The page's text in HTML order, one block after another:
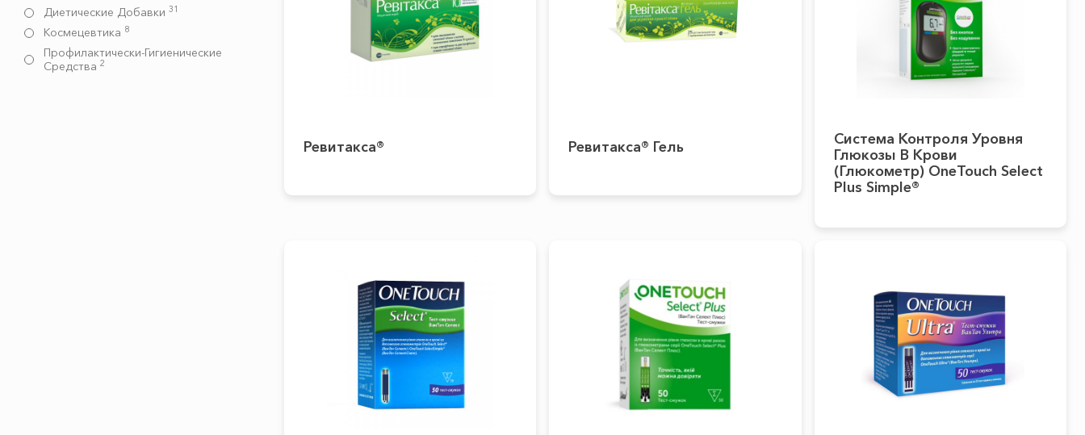
Диетические Добавки 31
Космецевтика 8
Профилактически-Гигиенические
Средства 2
Ревитакса® Ревитакса® Гель
Система Контроля Уровня
Глюкозы В Крови
(глюкометр) OneTouch Select
Plus Simple®